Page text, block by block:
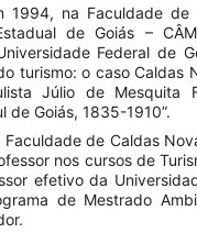
1994, na Faculdade de
de Goiás –
Federal de
turismo: o caso Caldas
Júlio de
de Goiás, 1835-1910”.
de Caldas
nos cursos de
efetivo da
de Mestrado